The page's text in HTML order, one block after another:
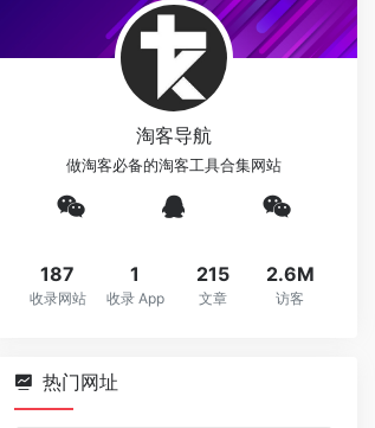
淘客导航
做淘客必备的淘客工具合集网站
187
收录网站
1
收录 App
215
文章
2.6M
访客
热门网址